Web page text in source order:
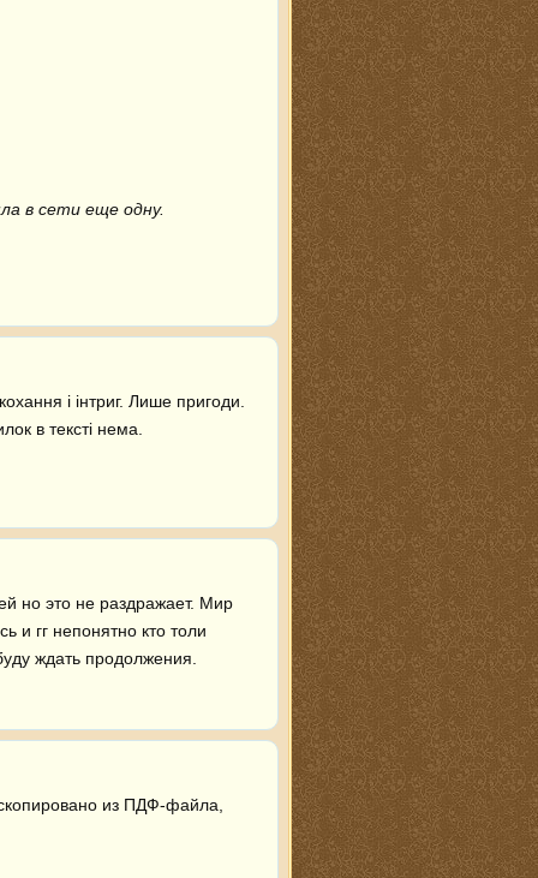
в сети еще одну.
і інтриг. Лише пригоди.
в тексті нема.
но это не раздражает. Мир
гг непонятно кто толи
ждать продолжения.
из ПДФ-файла,